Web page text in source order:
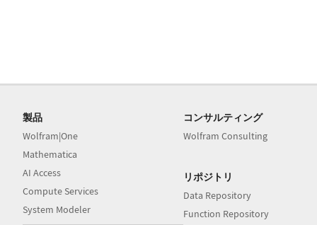
製品
Wolfram|One
Mathematica
AI Access
Compute Services
System Modeler
コンサルティング
Wolfram Consulting
リポジトリ
Data Repository
Function Repository